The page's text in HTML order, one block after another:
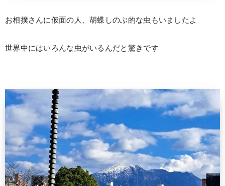
お相撲さんに仮面の人、胡蝶しのぶ的な虫もいましたよ
世界中にはいろんな虫がいるんだと驚きです